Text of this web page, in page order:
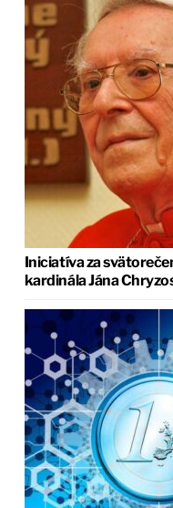
Iniciatíva za
kardinála Jána